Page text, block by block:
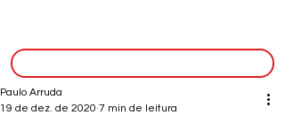
Paulo Arruda
19 de dez. de 2020 7 min de leitura